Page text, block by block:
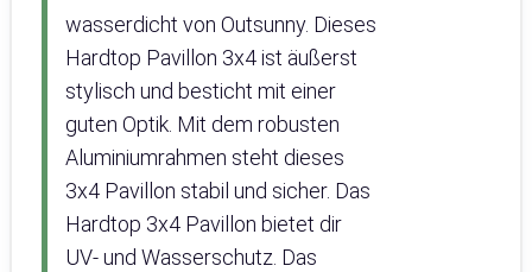
wasserdicht von Outsunny. Dieses
Hardtop Pavillon 3x4 ist äußerst
stylisch und besticht mit einer
guten Optik. Mit dem robusten
Aluminiumrahmen steht dieses
3x4 Pavillon stabil und sicher. Das
Hardtop 3x4 Pavillon bietet dir
UV- und Wasserschutz. Das